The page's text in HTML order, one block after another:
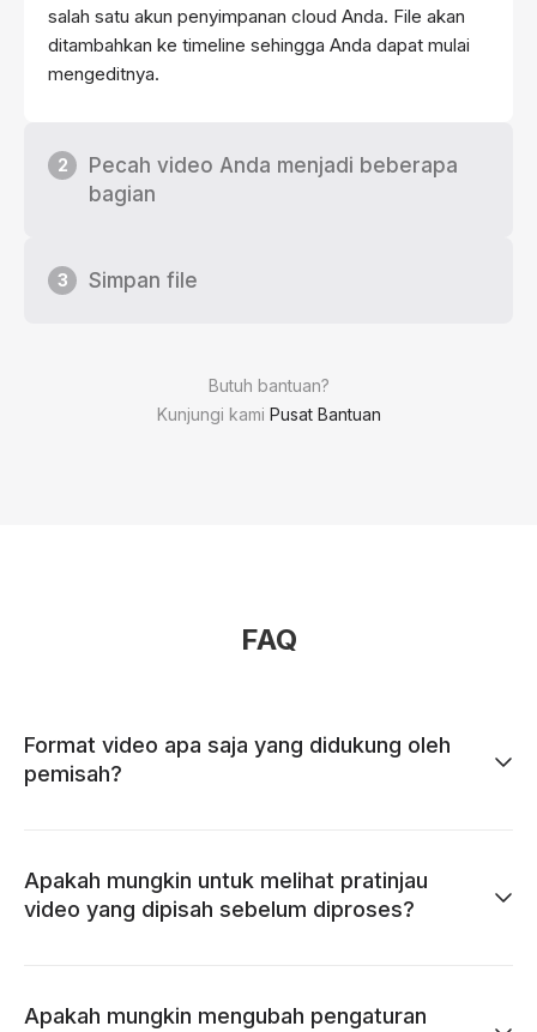
Butuh bantuan?
Kunjungi kami Pusat Bantuan
salah satu akun penyimpanan cloud Anda. File akan
ditambahkan ke timeline sehingga Anda dapat mulai
mengeditnya.
2
Pecah video Anda menjadi beberapa
bagian
3 Simpan file
FAQ
Format video apa saja yang didukung oleh
pemisah?
Apakah mungkin untuk melihat pratinjau
video yang dipisah sebelum diproses?
Apakah mungkin mengubah pengaturan